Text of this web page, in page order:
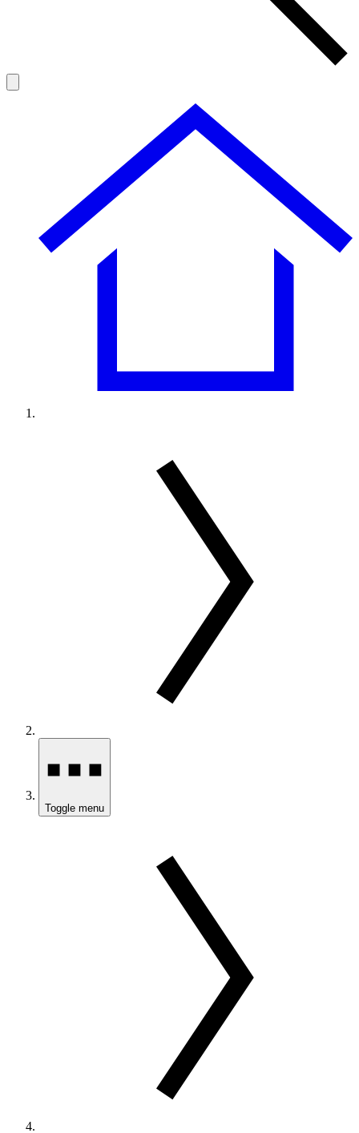
Toggle menu